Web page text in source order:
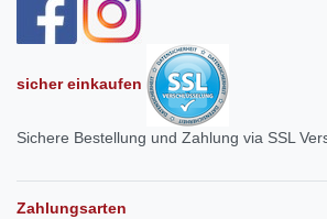
sicher einkaufen
Sichere Bestellung und Zahlung via SSL
Zahlungsarten